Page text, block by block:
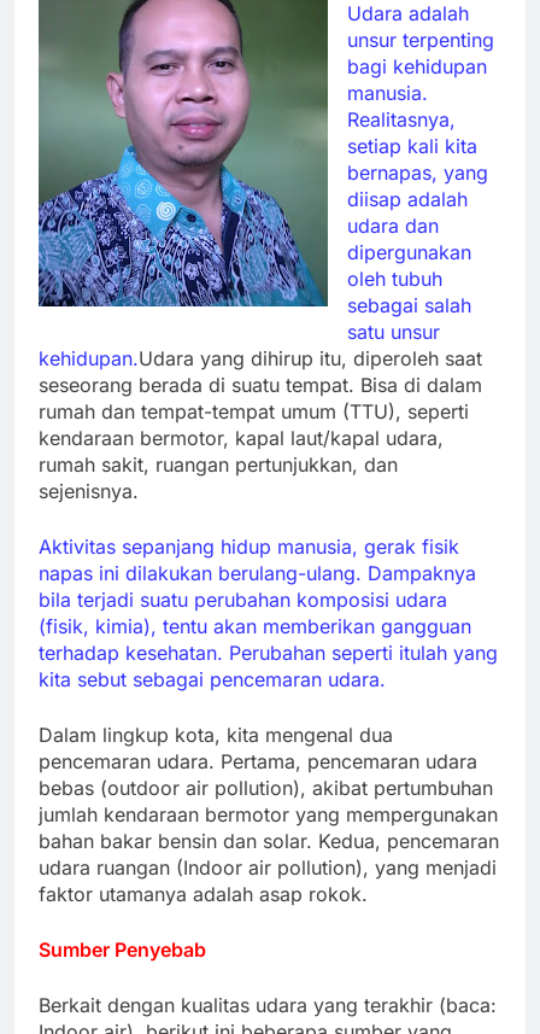
Udara adalah
unsur terpenting
bagi kehidupan
manusia.
Realitasnya,
setiap kali kita
bernapas, yang
diisap adalah
udara dan
dipergunakan
oleh tubuh
sebagai salah
satu unsur
kehidupan.Udara yang dihirup itu, diperoleh saat
seseorang berada di suatu tempat. Bisa di dalam
rumah dan tempat-tempat umum (TTU), seperti
kendaraan bermotor, kapal laut/kapal udara,
rumah sakit, ruangan pertunjukkan, dan
sejenisnya.
Aktivitas sepanjang hidup manusia, gerak fisik
napas ini dilakukan berulang-ulang. Dampaknya
bila terjadi suatu perubahan komposisi udara
(fisik, kimia), tentu akan memberikan gangguan
terhadap kesehatan. Perubahan seperti itulah yang
kita sebut sebagai pencemaran udara.
Dalam lingkup kota, kita mengenal dua
pencemaran udara. Pertama, pencemaran udara
bebas (outdoor air pollution), akibat pertumbuhan
jumlah kendaraan bermotor yang mempergunakan
bahan bakar bensin dan solar. Kedua, pencemaran
udara ruangan (Indoor air pollution), yang menjadi
faktor utamanya adalah asap rokok.
Sumber Penyebab
Berkait dengan kualitas udara yang terakhir (baca: